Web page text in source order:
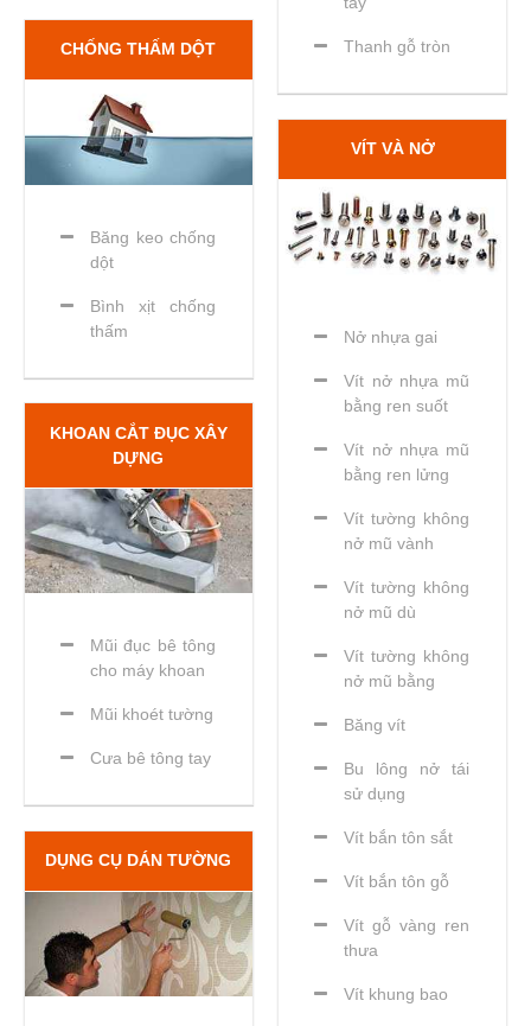
CHỐNG THẤM DỘT
Băng keo chống
dột
Bình xịt chống
thấm
KHOAN CẮT ĐỤC XÂY
DỰNG
Mũi đục bê tông
cho máy khoan
Mũi khoét tường
Cưa bê tông tay
DỤNG CỤ DÁN TƯỜNG
Thanh gỗ tròn
VÍT VÀ NỞ
Nở nhựa gai
Vít nở nhựa mũ
bằng ren suốt
Vít nở nhựa mũ
bằng ren lửng
Vít tường không
nở mũ vành
Vít tường không
nở mũ dù
Vít tường không
nở mũ bằng
Băng vít
Bu lông nở tái
sử dụng
Vít bắn tôn sắt
Vít bắn tôn gỗ
Vít gỗ vàng ren
thưa
Vít khung bao